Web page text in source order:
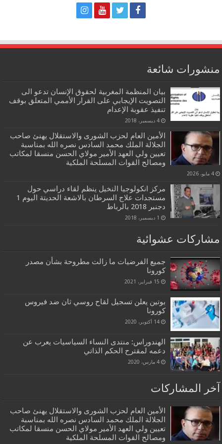
منشورات شائعة
بيان المنظمة المغربية لحقوق الإنسان تدعو الى
التصويت الإيجابي على القرار الأممي المتعلق بوقف
تنفيذ عقوبة الإعدام
4 ديسمبر، 2018
الأمين العام لحزب الشورى والاستقلال يهنئ صاحب
الجلالة الملك محمد السادس نصره الله بمناسبة
تعيين ولي العهد الأمير مولاي الحسن منسقا لمكاتب
ومصالح القوات المسلحة الملكية
4 مايو، 2026
مركز انكولوجيا النخيل ينظم لقاء دراسي حول
مستجدات علاج السرطان بالاشعة الحديتة اليوم 1
دجنبر 2018 بالرباط
1 ديسمبر، 2018
مشاركات عشوائية
جميع الفرضيات ما زالت مطروحة بشأن مصدر
كورونا
15 فبراير، 2021
بوتين يعلن تسجيل لقاح روسي ثان ضد فيروس
كورونا
14 أكتوبر، 2020
الهندوراس: منتدى النساء السياسيات يعرب عن
دعمه لمقترح الحكم الذاتي
4 مارس، 2020
آخر المشاركات
الأمين العام لحزب الشورى والاستقلال يهنئ صاحب
الجلالة الملك محمد السادس نصره الله بمناسبة
تعيين ولي العهد الأمير مولاي الحسن منسقا لمكاتب
ومصالح القوات المسلحة الملكية